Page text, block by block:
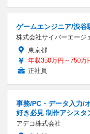
ゲームエンジニア/渋谷
株式会社サイバーエージ
東京都
年収350万円～750万
正社員
事務/PC・データ入力/
好き必見 制作アシスタ
アデコ株式会社